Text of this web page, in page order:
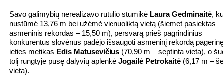
Savo galimybių nerealizavo rutulio stūmikė Laura Gedminaitė,
nustūmė 13,76 m bei užėmė vienuoliktą vietą (šiemet pasiektas
asmeninis rekordas – 15,50 m), persvarą prieš pagrindinius
konkurentus slovėnus padėjo išsaugoti asmeninį rekordą
ieties metikas Edis Matusevičius (70,90 m – septinta vieta), o
tolį rungtyje pusę dalyvių aplenkė Jogailė Petrokaitė (6,17 m –
vieta).